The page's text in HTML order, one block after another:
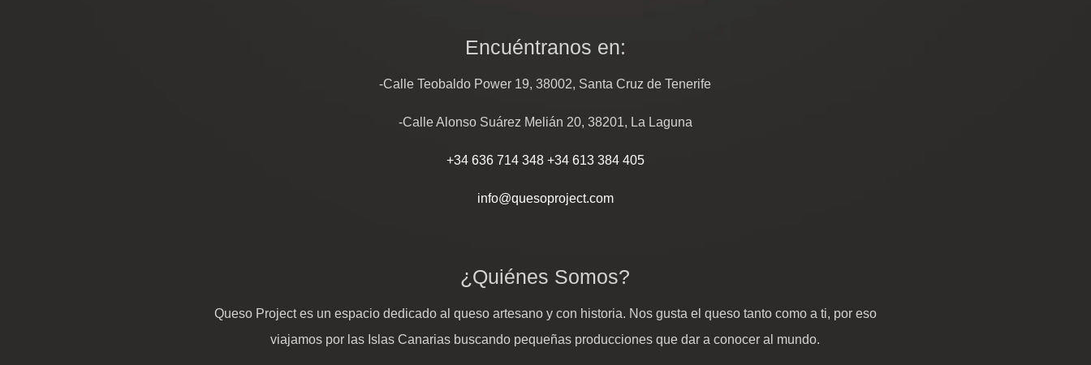
Encuéntranos en:
-Calle Teobaldo Power 19, 38002, Santa Cruz de Tenerife
-Calle Alonso Suárez Melián 20, 38201, La Laguna
+34 636 714 348 +34 613 384 405
info@quesoproject.com
¿Quiénes Somos?
Queso Project es un espacio dedicado al queso artesano y con historia. Nos gusta el queso tanto como a ti, por eso
viajamos por las Islas Canarias buscando pequeñas producciones que dar a conocer al mundo.